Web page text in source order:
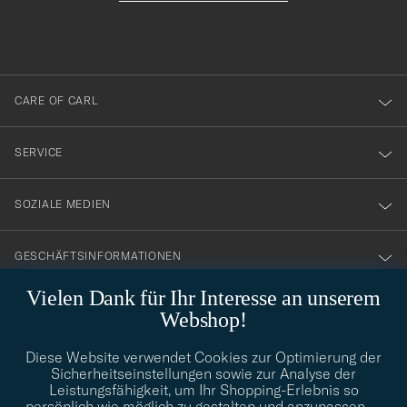
Vielen Dank für Ihr Interesse an unserem
Webshop!
Diese Website verwendet Cookies zur Optimierung der
Sicherheitseinstellungen sowie zur Analyse der
Leistungsfähigkeit, um Ihr Shopping-Erlebnis so
dig
till
vårt
nyhetsbrev!
CARE OF CARL
SERVICE
SOZIALE MEDIEN
GESCHÄFTSINFORMATIONEN
Benötigen Sie Hilfe bei der Suche nach Ihrem persönlichen Stil?
Wenden Sie sich an uns, wir helfen Ihnen gerne weiter!